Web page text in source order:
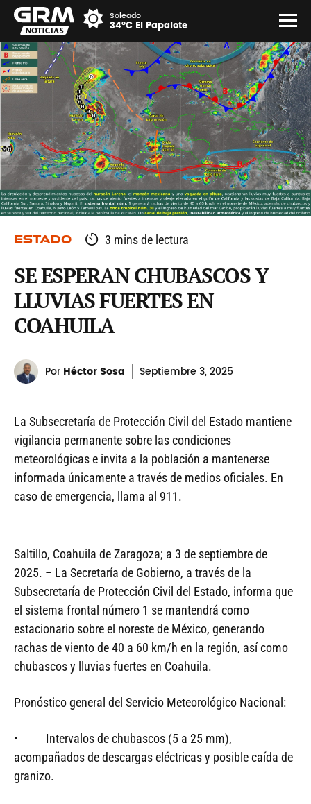
Soleado
34°C El Papalote
ESTADO 3 mins de lectura
SE ESPERAN CHUBASCOS Y
LLUVIAS FUERTES EN
COAHUILA
Por Héctor Sosa Septiembre 3, 2025
La Subsecretaría de Protección Civil del Estado mantiene
vigilancia permanente sobre las condiciones
meteorológicas e invita a la población a mantenerse
informada únicamente a través de medios oficiales. En
caso de emergencia, llama al 911.
Saltillo, Coahuila de Zaragoza; a 3 de septiembre de
2025. – La Secretaría de Gobierno, a través de la
Subsecretaría de Protección Civil del Estado, informa que
el sistema frontal número 1 se mantendrá como
estacionario sobre el noreste de México, generando
rachas de viento de 40 a 60 km/h en la región, así como
chubascos y lluvias fuertes en Coahuila.
Pronóstico general del Servicio Meteorológico Nacional:
• Intervalos de chubascos (5 a 25 mm),
acompañados de descargas eléctricas y posible caída de
granizo.